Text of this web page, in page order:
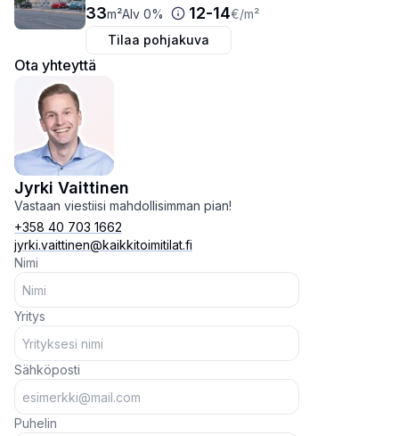
33m²Alv 0% 12-14€/m²
Tilaa pohjakuva
Ota yhteyttä
Jyrki Vaittinen
Vastaan viestiisi mahdollisimman pian!
+358 40 703 1662
jyrki.vaittinen@kaikkitoimitilat.fi
Nimi
Yritys
Sähköposti
Puhelin